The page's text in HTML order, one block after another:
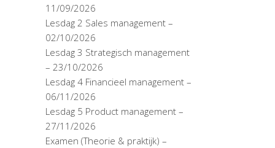
11/09/2026
Lesdag 2 Sales management –
02/10/2026
Lesdag 3 Strategisch management
– 23/10/2026
Lesdag 4 Financieel management –
06/11/2026
Lesdag 5 Product management –
27/11/2026
Examen (Theorie & praktijk) –